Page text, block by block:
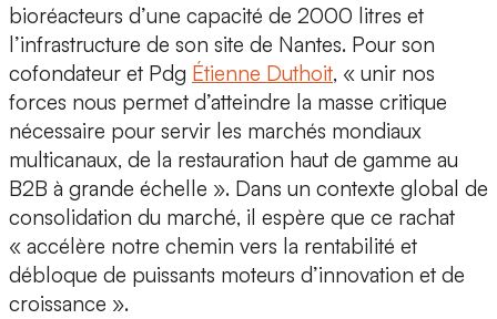
bioréacteurs d’une capacité de 2000 litres et
l’infrastructure de son site de Nantes. Pour son
cofondateur et Pdg Étienne Duthoit, « unir nos
forces nous permet d’atteindre la masse critique
nécessaire pour servir les marchés mondiaux
multicanaux, de la restauration haut de gamme au
B2B à grande échelle ». Dans un contexte global de
consolidation du marché, il espère que ce rachat
« accélère notre chemin vers la rentabilité et
débloque de puissants moteurs d’innovation et de
croissance ».